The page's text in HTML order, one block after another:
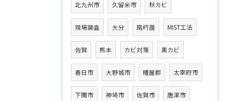
北九州市 久留米市 秋カビ
現場調査 大分 腐朽菌 MIST工法
佐賀 熊本 カビ対策 黒カビ
春日市 大野城市 糟屋郡 太宰府市
下関市 神埼市 佐賀市 唐津市